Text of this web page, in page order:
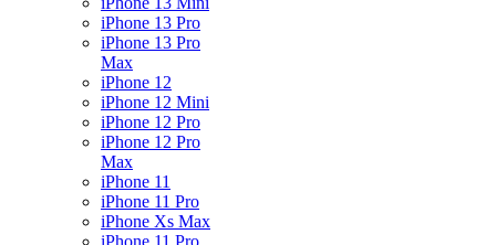
iPhone 13 Pro
iPhone 13 Pro
Max
iPhone 12
iPhone 12 Mini
iPhone 12 Pro
iPhone 12 Pro
Max
iPhone 11
iPhone 11 Pro
iPhone Xs Max
iPhone 11 Pro